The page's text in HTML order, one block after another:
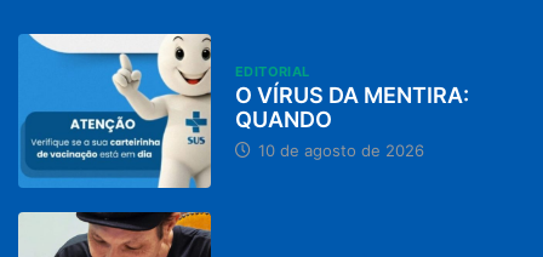
EDITORIAL
O VÍRUS DA MENTIRA:
QUANDO
10 de agosto de 2026